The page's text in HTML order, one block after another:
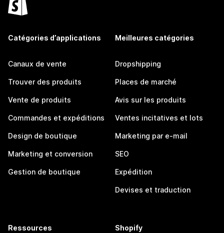
Catégories d’applications
Canaux de vente
Trouver des produits
Vente de produits
Commandes et expéditions
Design de boutique
Marketing et conversion
Gestion de boutique
Meilleures catégories
Dropshipping
Places de marché
Avis sur les produits
Ventes incitatives et lots
Marketing par e-mail
SEO
Expédition
Devises et traduction
Ressources Shopify